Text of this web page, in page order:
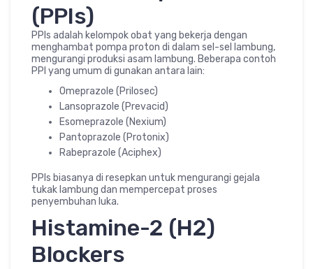
(PPIs)
PPIs adalah kelompok obat yang bekerja dengan
menghambat pompa proton di dalam sel-sel lambung,
mengurangi produksi asam lambung. Beberapa contoh
PPI yang umum di gunakan antara lain:
Omeprazole (Prilosec)
Lansoprazole (Prevacid)
Esomeprazole (Nexium)
Pantoprazole (Protonix)
Rabeprazole (Aciphex)
PPIs biasanya di resepkan untuk mengurangi gejala
tukak lambung dan mempercepat proses
penyembuhan luka.
Histamine-2 (H2)
Blockers